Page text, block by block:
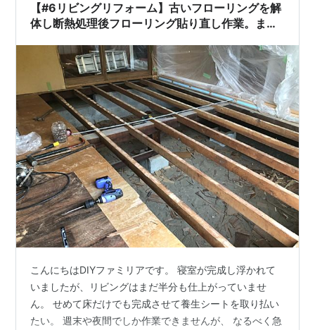
【#6リビングリフォーム】古いフローリングを解
体し断熱処理後フローリング貼り直し作業。まず
こんにちはDIYファミリアです。 寝室が完成し浮かれて
いましたが、リビングはまだ半分も仕上がっていませ
ん。 せめて床だけでも完成させて養生シートを取り払い
たい。 週末や夜間でしか作業できませんが、 なるべく急